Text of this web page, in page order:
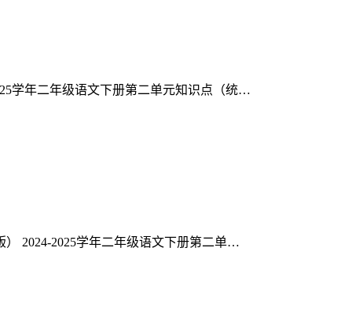
学年二年级语文下册第二单元知识点（统…
） 2024-2025学年二年级语文下册第二单…